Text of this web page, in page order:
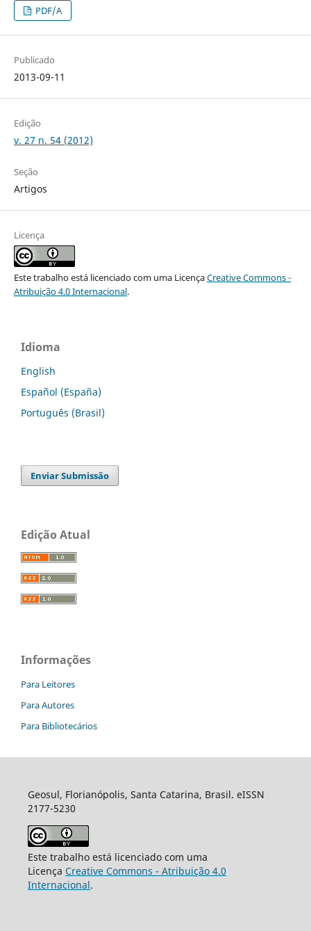
PDF/A
Publicado
2013-09-11
Edição
v. 27 n. 54 (2012)
Seção
Artigos
Licença
Este trabalho está licenciado com uma LicençaCreative Commons -
Atribuição 4.0 Internacional.
Idioma
English
Español (España)
Português (Brasil)
Enviar Submissão
Edição Atual
Informações
Para Leitores
Para Autores
Para Bibliotecários
Geosul, Florianópolis, Santa Catarina, Brasil. eISSN
2177-5230
Este trabalho está licenciado com uma
Licença Creative Commons - Atribuição 4.0
Internacional.